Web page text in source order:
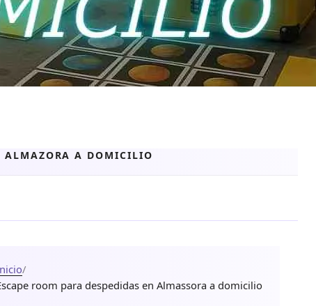
ALMAZORA A DOMICILIO
/
room para despedidas en Almassora a domicilio